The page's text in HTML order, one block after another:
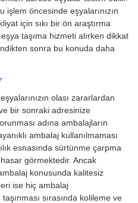
işlem öncesinde eşyalarınızın
için sıkı bir ön araştırma
taşıma hizmeti alırken dikkat
sonra bu konuda daha
olası zararlardan
bir sonraki adresinize
adına ambalajların
ambalaj kullanılmaması
esnasında sürtünme çarpma
görmektedir. Ancak
konusunda kalitesiz
ise hiç ambalaj
sırasında kolileme ve